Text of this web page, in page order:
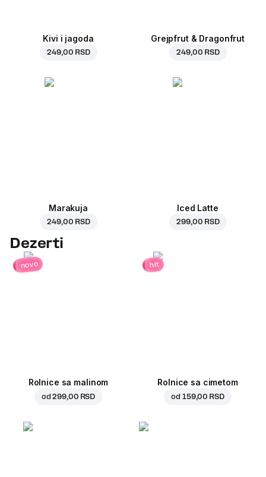
Kivi i jagoda
249,00 RSD
Grejpfrut & Dragonfrut
249,00 RSD
Marakuja
249,00 RSD
Iced Latte
299,00 RSD
Dezerti
novo
Rolnice sa malinom
od299,00 RSD
hit
Rolnice sa cimetom
od 159,00 RSD